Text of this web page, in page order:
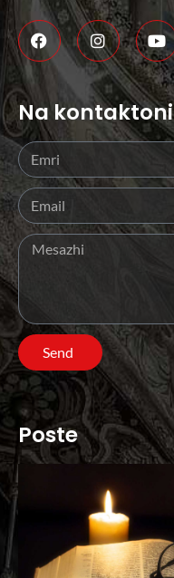
Na kontaktoni
Send
Poste